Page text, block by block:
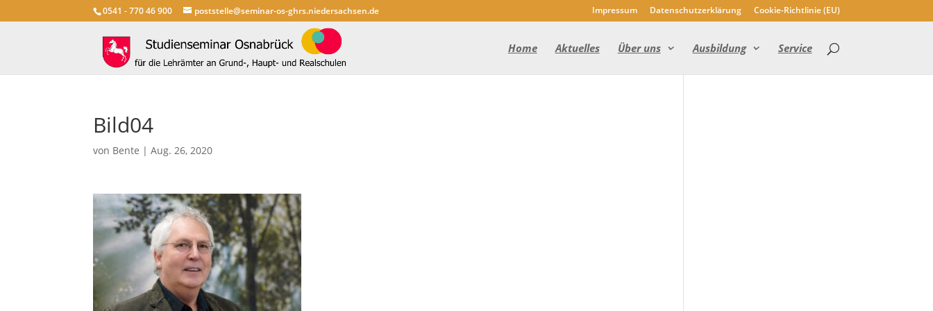
0541 - 770 46 900 poststelle@seminar-os-ghrs.niedersachsen.de Impressum Datenschutzerklärung Cookie-Richtlinie (EU)
Home Aktuelles Über uns Ausbildung Service
Bild04
von Bente |Aug. 26, 2020